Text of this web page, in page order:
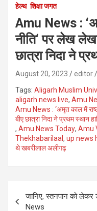
हेल्थ शिक्षा जगत
Amu News :
नीति‘ पर लेख
छात्रा निदा ने
August 20, 2023 editor
Tags: Aligarh Muslim
aligarh news live, Amu
Amu News : ‘अमृत काल में
बीए छात्रा निदा ने प्रथम स्थान
, Amu News Today, Amu
Thekhabarilaal , up news
थे खबरीलाल अलीगढ़
navigation
जानिए, स्तनपान को लेकर
News